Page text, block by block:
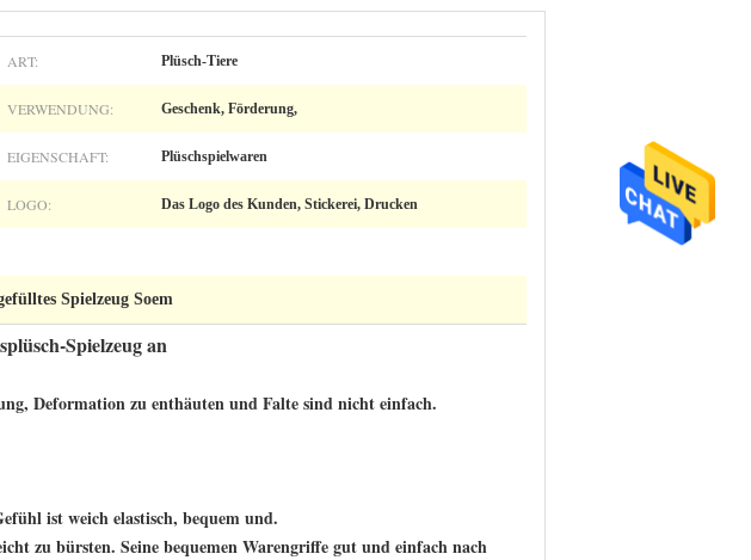
ART: Plüsch-Tiere
VERWENDUNG: Geschenk, Förderung,
EIGENSCHAFT: Plüschspielwaren
LOGO: Das Logo des Kunden, Stickerei, Drucken
Spielzeug Soem
Spielzeug an
Deformation zu enthäuten und Falte sind nicht einfach.
ist weich elastisch, bequem und.
zu bürsten. Seine bequemen Warengriffe gut und einfach nach